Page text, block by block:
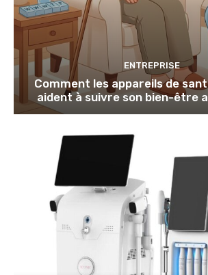
ENTREPRISE
Comment les appareils de
aident à suivre son bien-être